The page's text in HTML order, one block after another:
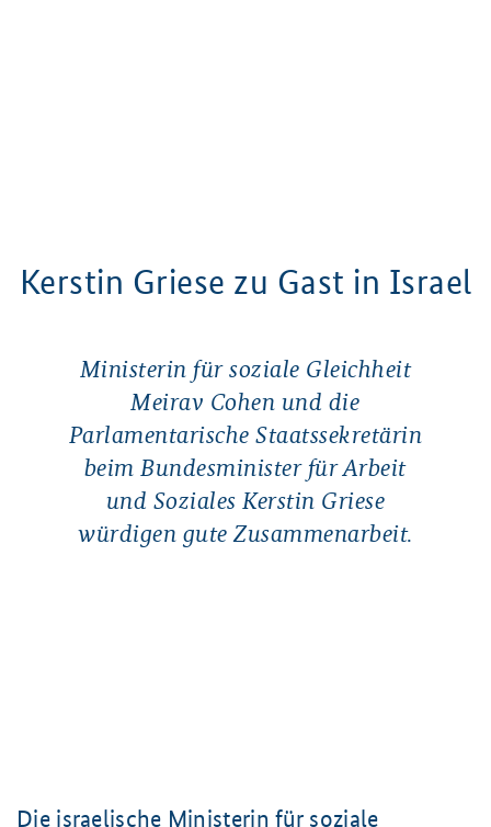
Kerstin Griese zu Gast in Israel
Ministerin für soziale Gleichheit
Meirav Cohen und die
Parlamentarische Staatssekretärin
beim Bundesminister für Arbeit
und Soziales Kerstin Griese
würdigen gute Zusammenarbeit.
Die israelische Ministerin für soziale